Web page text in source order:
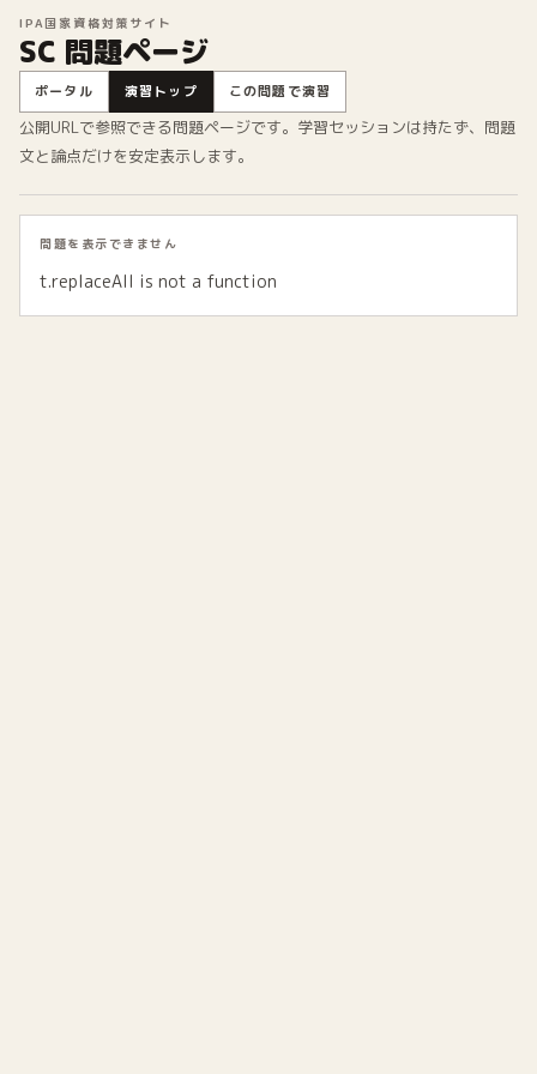
IPA国家資格対策サイト
SC 問題ページ
ポータル 演習トップ この問題で演習
公開URLで参照できる問題ページです。学習セッションは持たず、問題
文と論点だけを安定表示します。
問題を表示できません
t.replaceAll is not a function